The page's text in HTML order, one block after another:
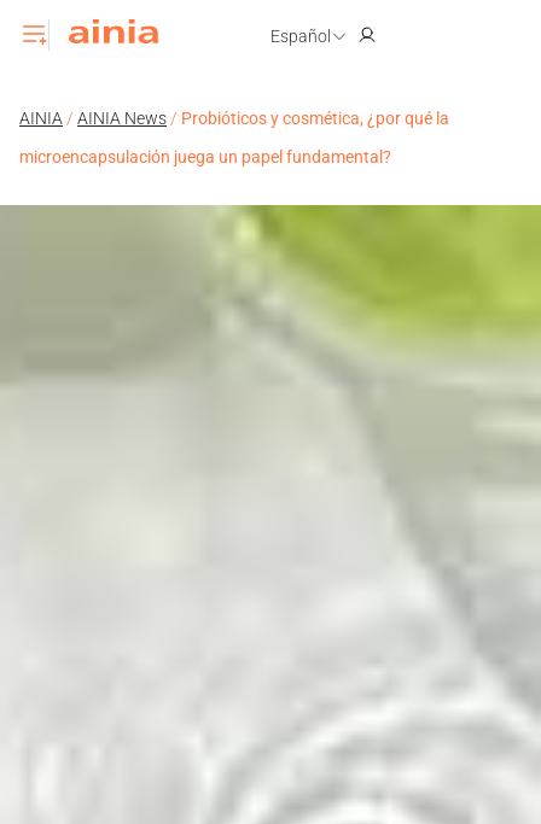
Español
AINIA / AINIA News / Probióticos y cosmética, ¿por qué la
microencapsulación juega un papel fundamental?